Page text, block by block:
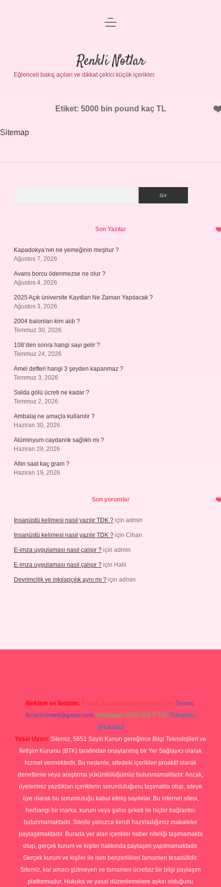
Gizlilik Politikası
Yasal Uyarı
menüyü
Renkli Notlar
Eğlenceli bakış açıları ve dikkat çekici küçük içerikler.
Etiket: 5000 bin pound kaç TL
Sitemap
Son Yazılar
Kapadokya’nın ne yemeğinin meşhur ?
Ağustos 7, 2026
Avans borcu ödenmezse ne olur ?
Ağustos 4, 2026
2025 Açık üniversite Kayıtları Ne Zaman Yapılacak ?
Ağustos 3, 2026
2004 balonları kim aldı ?
Temmuz 30, 2026
108’den sonra hangi sayı gelir ?
Temmuz 24, 2026
Amel defteri hangi 3 şeyden kapanmaz ?
Temmuz 3, 2026
Salda gölü ücreti ne kadar ?
Temmuz 2, 2026
Ambalaj ne amaçla kullanılır ?
Haziran 30, 2026
Alüminyum caydanlık sağlıklı mı ?
Haziran 29, 2026
Altın saat kaç gram ?
Haziran 19, 2026
Son yorumlar
Insanüstü kelimesi nasıl yazılır TDK ? için admin
Insanüstü kelimesi nasıl yazılır TDK ? için Cihan
E-imza uygulaması nasıl çalışır ? için admin
E-imza uygulaması nasıl çalışır ? için Halil
Devrimcilik ve inkılapçılık aynı mı ? için admin
Reklam ve İletişim: E-mail: backlinkpaneli@gmail.com Teams:
forumhizmeti@gmail.com Whatsapp: 0262 606 0 726 Telegram:
@karabul
Yasal Uyarı: Sitemiz, 5651 Sayılı Kanun gereğince Bilgi Teknolojileri ve
İletişim Kurumu (BTK) tarafından onaylanmış bir Yer Sağlayıcı olarak
hizmet vermektedir. Bu nedenle, sitedeki içerikleri proaktif olarak
denetleme veya araştırma yükümlülüğümüz bulunmamaktadır. Ancak,
üyelerimiz yazdıkları içeriklerin sorumluluğunu taşımakta olup, siteye
üye olarak bu sorumluluğu kabul etmiş sayılırlar. Bu internet sitesi,
herhangi bir marka, kurum veya şahıs şirketi ile hiçbir bağlantısı
bulunmamaktadır. Sitede yalnızca kendi hazırladığımız makaleler
paylaşılmaktadır. Burada yer alan içerikler haber niteliği taşımamakta
olup, gerçek kurum ve kişiler hakkında paylaşım yapılmamaktadır.
Gerçek kurum ve kişiler ile isim benzerlikleri tamamen tesadüfidir.
Sitemiz, kar amacı gütmeyen ve tamamen ücretsiz bir bilgi paylaşım
platformudur. Hukuka ve yasal düzenlemelere aykırı olduğunu